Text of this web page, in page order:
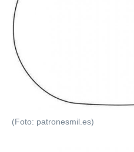
(Foto: patronesmil.es)